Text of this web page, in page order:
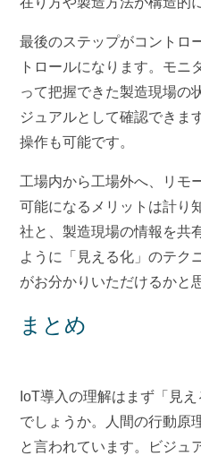
最後のステップがコントロ
トロールになります。モニ
って把握できた製造現場の
ジュアルとして確認できま
操作も可能です。
工場内から工場外へ、リモ
可能になるメリットは計り
社と、製造現場の情報を共
ように「見える化」のテク
がお分かりいただけるかと
まとめ
IoT導入の理解はまず「見
でしょうか。人間の行動原
と言われています。ビジュ